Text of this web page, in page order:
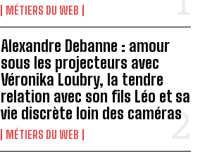
MÉTIERS DU WEB
Alexandre Debanne : amour
sous les projecteurs avec
Véronika Loubry, la tendre
relation avec son fils Léo et sa
vie discrète loin des caméras
MÉTIERS DU WEB